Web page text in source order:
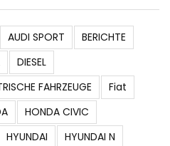
AUDI SPORT
BERICHTE
DIESEL
FAHRZEUGE
Fiat
HONDA CIVIC
HYUNDAI
HYUNDAI N